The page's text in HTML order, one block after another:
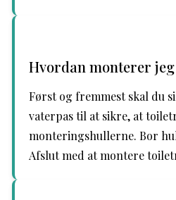
Hvordan monterer
Først og fremmest skal du
vaterpas til at sikre, at
monteringshullerne. Bor
Afslut med at montere